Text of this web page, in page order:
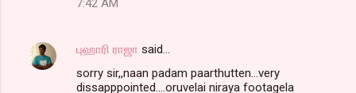
7:42 AM
புஹாரி ராஜா said…
sorry sir,,naan padam paarthutten...very
dissapppointed....oruvelai niraya footagela